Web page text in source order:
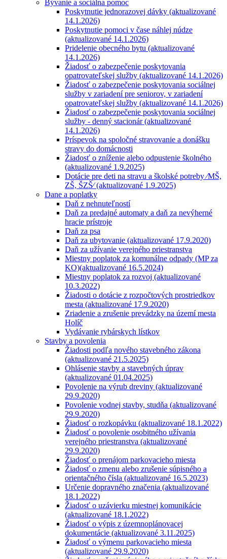
Bývanie a sociálna pomoc
Poskytnutie jednorazovej dávky (aktualizované
14.1.2026)
Poskytnutie pomoci v čase náhlej núdze
(aktualizované 14.1.2026)
Pridelenie obecného bytu (aktualizované
14.1.2026)
Žiadosť o zabezpečenie poskytovania
opatrovateľskej služby (aktualizované 14.1.2026)
Žiadosť o zabezpečenie poskytovania sociálnej
služby v zariadení pre seniorov, v zariadení
opatrovateľskej služby (aktualizované 14.1.2026)
Žiadosť o zabezpečenie poskytovania sociálnej
služby - denný stacionár (aktualizované
14.1.2026)
Príspevok na spoločné stravovanie a donášku
stravy do domácnosti
Žiadosť o zníženie alebo odpustenie školného
(aktualizované 1.9.2025)
Dotácie pre deti na stravu a školské potreby ⁄MŠ,
ZŠ, ŠZŠ⁄ (aktualizované 1.9.2025)
Dane a poplatky
Daň z nehnuteľností
Daň za predajné automaty a daň za nevýherné
hracie prístroje
Daň za psa
Daň za ubytovanie (aktualizované 17.9.2020)
Daň za užívanie verejného priestranstva
Miestny poplatok za komunálne odpady (MP za
KO)(aktualizované 16.5.2024)
Miestny poplatok za rozvoj (aktualizované
10.3.2022)
Žiadosti o dotácie z rozpočtových prostriedkov
mesta (aktualizované 17.9.2020)
Zriadenie a zrušenie prevádzky na území mesta
Holíč
Vydávanie rybárskych lístkov
Stavby a povolenia
Žiadosti podľa nového stavebného zákona
(aktualizované 21.5.2025)
Ohlásenie stavby a stavebných úprav
(aktualizované 01.04.2025)
Povolenie na výrub dreviny (aktualizované
29.9.2020)
Povolenie vodnej stavby, studňa (aktualizované
29.9.2020)
Žiadosť o rozkopávku (aktualizované 18.1.2022)
Žiadosť o povolenie osobitného užívania
verejného priestranstva (aktualizované
29.9.2020)
Žiadosť o prenájom parkovacieho miesta
Žiadosť o zmenu alebo zrušenie súpisného a
orientačného čísla (aktualizované 16.5.2023)
Určenie dopravného značenia (aktualizované
18.1.2022)
Žiadosť o uzávierku miestnej komunikácie
(aktualizované 18.1.2022)
Žiadosť o výpis z územnoplánovacej
dokumentácie (aktualizované 3.11.2025)
Žiadosť o výmenu parkovacieho miesta
(aktualizované 29.9.2020)